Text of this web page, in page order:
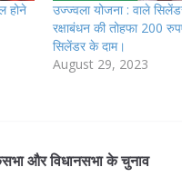
होने
उज्ज्वला योजना : वाले
रक्षाबंधन की तोहफा 200
सिलेंडर के दाम।
August 29, 2023
और विधानसभा के चुनाव